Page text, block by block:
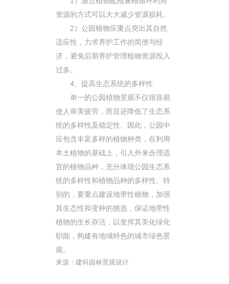
资源的方式可以大大减少资源损耗。
2）公园植物应重点突出其自然
适应性，力求养护工作的简便与经
济，避免后期养护管理植物资源投入
过多。
4、提高生态系统的多样性
单一的公园植物景观不仅很容易
使人审美疲劳，而且还降低了生态系
统的多样性及稳定性。因此，公园中
应包含丰富多样的植物种类，在利用
本土植物的基础上，引入外来合理适
宜的植物品种，充分体现公园生态系
统的多样性和植物品种的多样性。特
别的，要重点建设地带性植物，加强
其生态性和变种的挑选，保证地带性
植物的生长存活，以发挥其美化绿化
职能，构建有地域特色的城市绿色景
观。
来源：建科园林景观设计